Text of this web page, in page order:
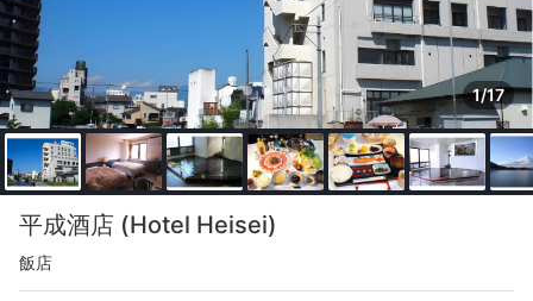
1/17
平成酒店 (Hotel Heisei)
飯店